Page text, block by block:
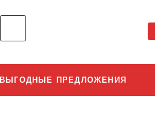
ВЫГОДНЫЕ ПРЕДЛОЖЕНИЯ